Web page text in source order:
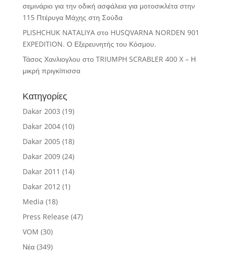
σεμινάριο για την οδική ασφάλεια για μοτοσικλέτα στην
115 Πτέρυγα Μάχης στη Σούδα
PLISHCHUK NATALIYAστο HUSQVARNA NORDEN 901
EXPEDITION. Ο Εξερευνητής του Κόσμου.
Τάσος Χανλιογλου στο TRIUMPH SCRABLER 400 X – Η
μικρή πριγκίπισσα
Κατηγορίες
Dakar 2003 (19)
Dakar 2004(10)
Dakar 2005(18)
Dakar 2009(24)
Dakar 2011 (14)
Dakar 2012(1)
Media (18)
Press Release (47)
VOM (30)
Νέα(349)